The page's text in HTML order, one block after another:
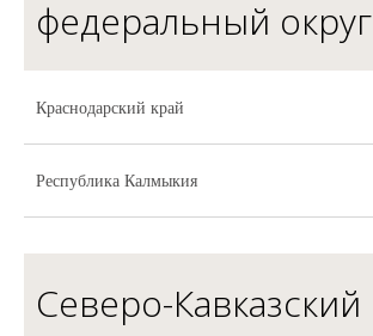
федеральный округ
Краснодарский край
Республика Калмыкия
Северо-Кавказский